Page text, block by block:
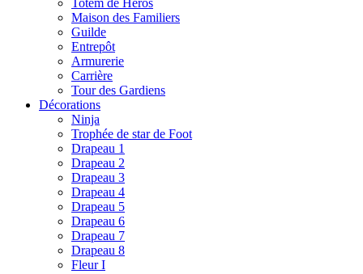
Totem de Héros
Maison des Familiers
Guilde
Entrepôt
Armurerie
Carrière
Tour des Gardiens
Décorations
Ninja
Trophée de star de Foot
Drapeau 1
Drapeau 2
Drapeau 3
Drapeau 4
Drapeau 5
Drapeau 6
Drapeau 7
Drapeau 8
Fleur I